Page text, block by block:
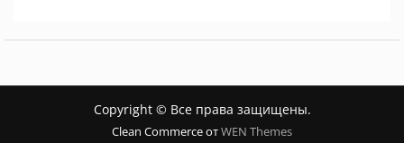
Copyright © Все права защищены.
Clean Commerce отWEN Themes